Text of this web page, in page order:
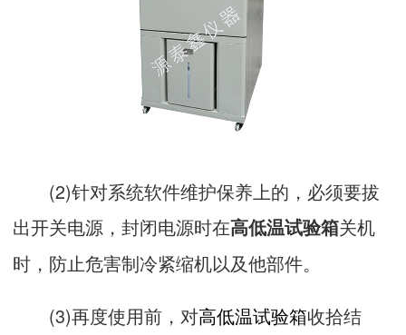
(2)针对系统软件维护保养上的，必须要拔
出开关电源，封闭电源时在高低温试验箱关机
时，防止危害制冷紧缩机以及他部件。
(3)再度使用前，对高低温试验箱收拾结